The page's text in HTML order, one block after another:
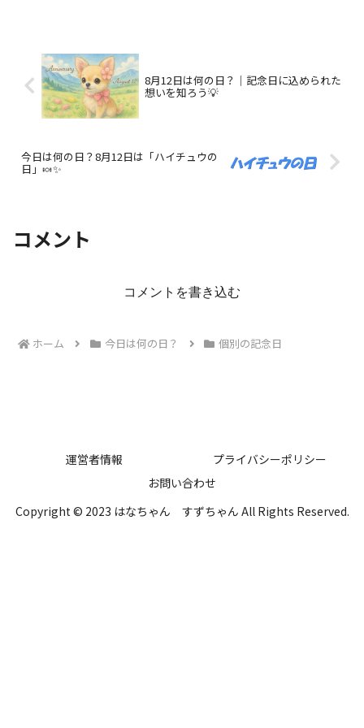
8月12日は何の日？｜記念日に込められた
想いを知ろう💡
今日は何の日？8月12日は「ハイチュウの
日」🍬✨
コメント
コメントを書き込む
ホーム 今日は何の日？ 個別の記念日
運営者情報
プライバシーポリシー
お問い合わせ
Copyright © 2023 はなちゃん すずちゃん All Rights Reserved.